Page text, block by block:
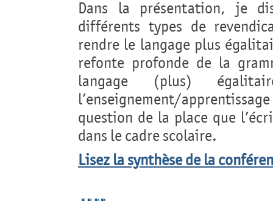
Dans la présentation, je
différents types de
rendre le langage plus
refonte profonde de la
langage (plus)
l’enseignement/
question de la place que
dans le cadre scolaire.
Lisez la synthèse de la